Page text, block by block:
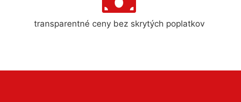
transparentné ceny bez skrytých poplatkov